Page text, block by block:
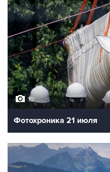
10
Фотохроника 21 июля